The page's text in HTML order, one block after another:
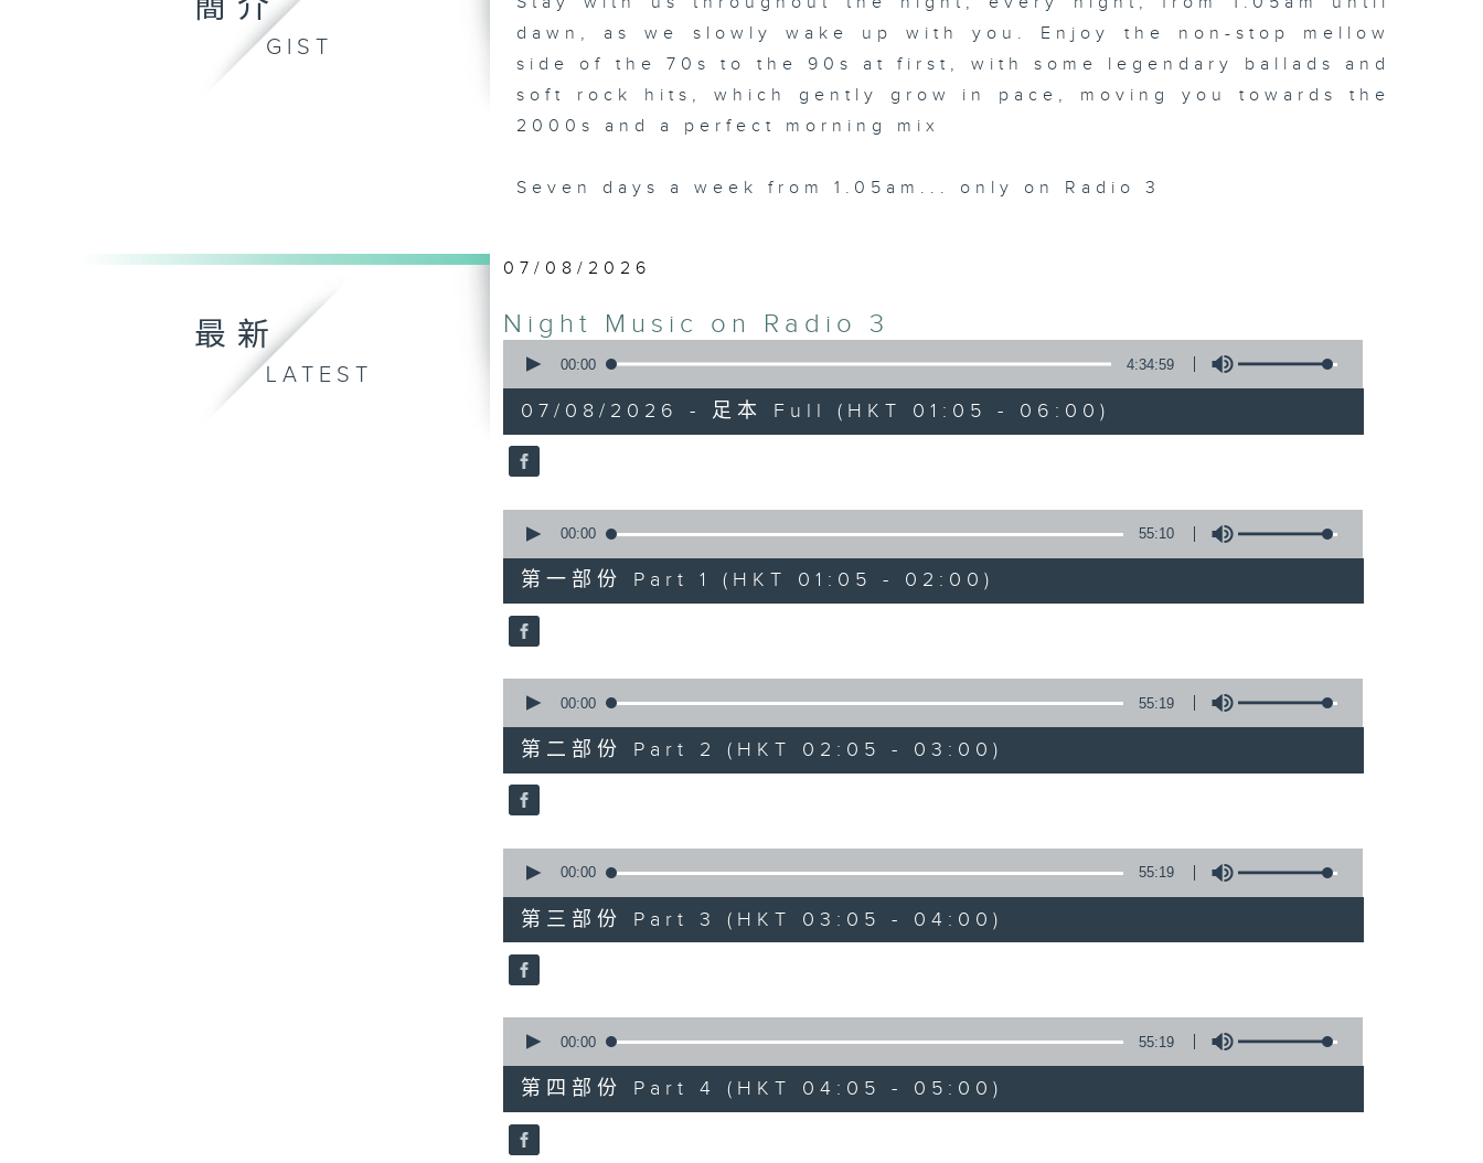
簡介
GIST
dawn, as we slowly wake up with you. Enjoy the non-stop mellow
side of the 70s to the 90s at first, with some legendary ballads and
soft rock hits, which gently grow in pace, moving you towards the
2000s and a perfect morning mix
Seven days a week from 1.05am... only on Radio 3
最新
LATEST
07/08/2026
Night Music on Radio 3
seconds
hours,
34
minutes,
59
90%
00:00 4:34:59
07/08/2026 - 足本 Full (HKT 01:05 - 06:00)
seconds
55
minutes,
10
seconds
90%
00:00 55:10
第一部份 Part 1 (HKT 01:05 - 02:00)
seconds
55
minutes,
19
seconds
90%
00:00 55:19
第二部份 Part 2 (HKT 02:05 - 03:00)
seconds
55
minutes,
19
seconds
90%
00:00 55:19
第三部份 Part 3 (HKT 03:05 - 04:00)
seconds
55
minutes,
19
seconds
90%
00:00 55:19
第四部份 Part 4 (HKT 04:05 - 05:00)